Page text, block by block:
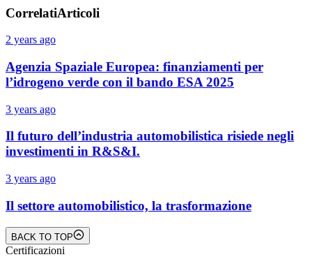
CorrelatiArticoli
2 years ago
Agenzia Spaziale Europea: finanziamenti per
l’idrogeno verde con il bando ESA 2025
3 years ago
Il futuro dell’industria automobilistica risiede negli
investimenti in R&S&I.
3 years ago
Il settore automobilistico, la trasformazione
BACK TO TOP
Certificazioni